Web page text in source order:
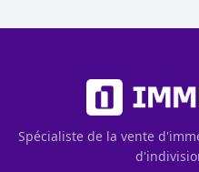
Spécialiste de la vente